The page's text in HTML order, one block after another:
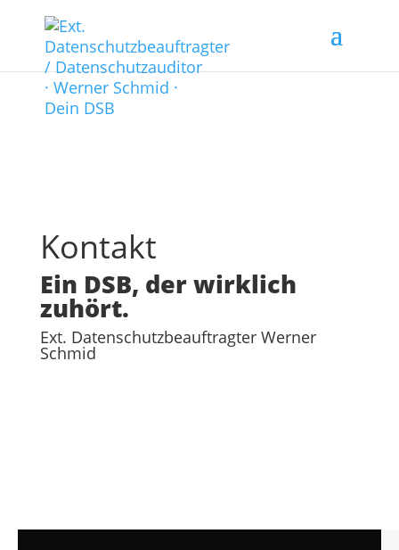
Kontakt
Ein DSB, der wirklich
zuhört.
Ext. Daten­schutz­beauftragter Werner
Schmid